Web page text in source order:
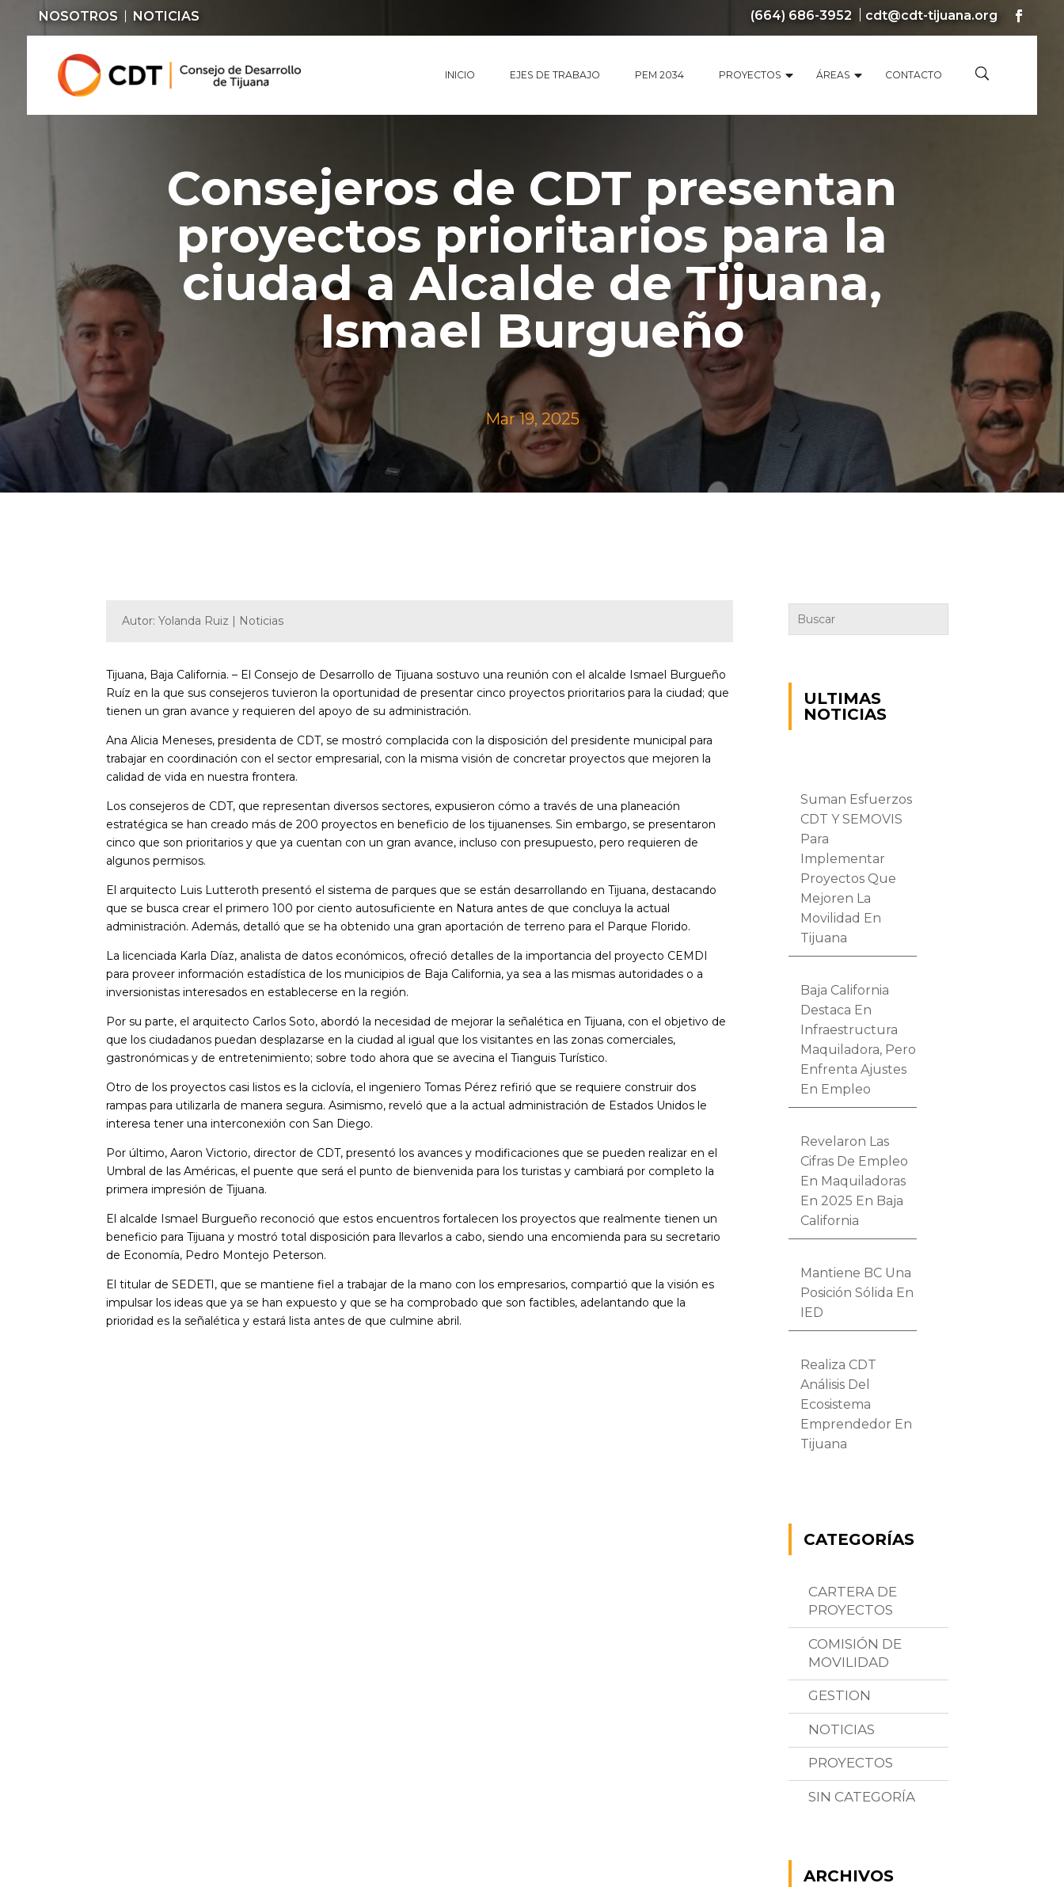
(664) 686-3952 cdt@cdt-tijuana.org
NOSOTROS NOTICIAS
INICIO EJES DE TRABAJO PEM 2034 PROYECTOS ÁREAS CONTACTO
Consejeros de CDT presentan
proyectos prioritarios para la
ciudad a Alcalde de Tijuana,
Ismael Burgueño
Mar 19, 2025
Autor: Yolanda Ruiz | Noticias
Tijuana, Baja California. – El Consejo de Desarrollo de Tijuana sostuvo una reunión con el alcalde Ismael Burgueño
Ruíz en la que sus consejeros tuvieron la oportunidad de presentar cinco proyectos prioritarios para la ciudad; que
tienen un gran avance y requieren del apoyo de su administración.
Ana Alicia Meneses, presidenta de CDT, se mostró complacida con la disposición del presidente municipal para
trabajar en coordinación con el sector empresarial, con la misma visión de concretar proyectos que mejoren la
calidad de vida en nuestra frontera.
Los consejeros de CDT, que representan diversos sectores, expusieron cómo a través de una planeación
estratégica se han creado más de 200 proyectos en beneficio de los tijuanenses. Sin embargo, se presentaron
cinco que son prioritarios y que ya cuentan con un gran avance, incluso con presupuesto, pero requieren de
algunos permisos.
El arquitecto Luis Lutteroth presentó el sistema de parques que se están desarrollando en Tijuana, destacando
que se busca crear el primero 100 por ciento autosuficiente en Natura antes de que concluya la actual
administración. Además, detalló que se ha obtenido una gran aportación de terreno para el Parque Florido.
La licenciada Karla Díaz, analista de datos económicos, ofreció detalles de la importancia del proyecto CEMDI
para proveer información estadística de los municipios de Baja California, ya sea a las mismas autoridades o a
inversionistas interesados en establecerse en la región.
Por su parte, el arquitecto Carlos Soto, abordó la necesidad de mejorar la señalética en Tijuana, con el objetivo de
que los ciudadanos puedan desplazarse en la ciudad al igual que los visitantes en las zonas comerciales,
gastronómicas y de entretenimiento; sobre todo ahora que se avecina el Tianguis Turístico.
Otro de los proyectos casi listos es la ciclovía, el ingeniero Tomas Pérez refirió que se requiere construir dos
rampas para utilizarla de manera segura. Asimismo, reveló que a la actual administración de Estados Unidos le
interesa tener una interconexión con San Diego.
Por último, Aaron Victorio, director de CDT, presentó los avances y modificaciones que se pueden realizar en el
Umbral de las Américas, el puente que será el punto de bienvenida para los turistas y cambiará por completo la
primera impresión de Tijuana.
El alcalde Ismael Burgueño reconoció que estos encuentros fortalecen los proyectos que realmente tienen un
beneficio para Tijuana y mostró total disposición para llevarlos a cabo, siendo una encomienda para su secretario
de Economía, Pedro Montejo Peterson.
El titular de SEDETI, que se mantiene fiel a trabajar de la mano con los empresarios, compartió que la visión es
impulsar los ideas que ya se han expuesto y que se ha comprobado que son factibles, adelantando que la
prioridad es la señalética y estará lista antes de que culmine abril.
ULTIMAS
NOTICIAS
Suman Esfuerzos
CDT Y SEMOVIS
Para
Implementar
Proyectos Que
Mejoren La
Movilidad En
Tijuana
Baja California
Destaca En
Infraestructura
Maquiladora, Pero
Enfrenta Ajustes
En Empleo
Revelaron Las
Cifras De Empleo
En Maquiladoras
En 2025 En Baja
California
Mantiene BC Una
Posición Sólida En
IED
Realiza CDT
Análisis Del
Ecosistema
Emprendedor En
Tijuana
CATEGORÍAS
CARTERA DE
PROYECTOS
COMISIÓN DE
MOVILIDAD
GESTION
NOTICIAS
PROYECTOS
SIN CATEGORÍA
ARCHIVOS